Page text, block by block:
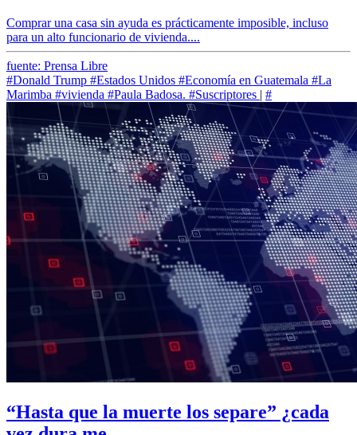
Comprar una casa sin ayuda es prácticamente imposible, incluso
para un alto funcionario de vivienda....
fuente: Prensa Libre
#Donald Trump #Estados Unidos #Economía en Guatemala #La
Marimba #vivienda #Paula Badosa. #Suscriptores | #
“Hasta que la muerte los separe” ¿cada